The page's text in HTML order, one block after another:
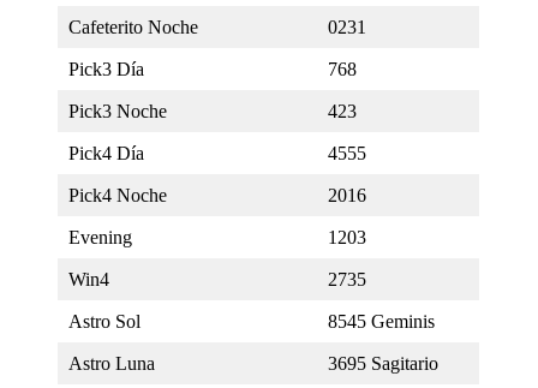
Cafeterito Noche 0231
Pick3 Día 768
Pick3 Noche 423
Pick4 Día 4555
Pick4 Noche 2016
Evening 1203
Win4 2735
Astro Sol 8545 Geminis
Astro Luna 3695 Sagitario